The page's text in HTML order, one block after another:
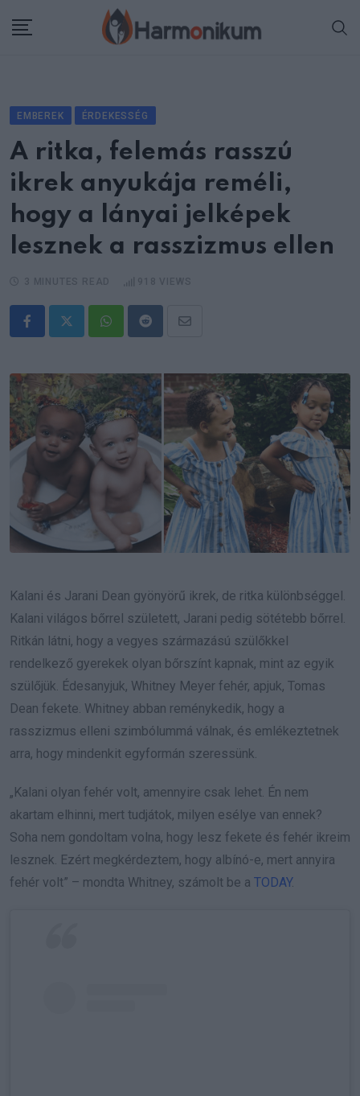
EMBEREK ÉRDEKESSÉG
A ritka, felemás rasszú
ikrek anyukája reméli,
hogy a lányai jelképek
lesznek a rasszizmus ellen
WhatsappRedditShare
Email
Kalani és Jarani Dean gyönyörű ikrek, de ritka különbséggel.
Kalani világos bőrrel született, Jarani pedig sötétebb bőrrel.
Ritkán látni, hogy a vegyes származású szülőkkel
rendelkező gyerekek olyan bőrszínt kapnak, mint az egyik
szülőjük. Édesanyjuk, Whitney Meyer fehér, apjuk, Tomas
Dean fekete. Whitney abban reménykedik, hogy a
rasszizmus elleni szimbólummá válnak, és emlékeztetnek
arra, hogy mindenkit egyformán szeressünk.
„Kalani olyan fehér volt, amennyire csak lehet. Én nem
akartam elhinni, mert tudjátok, milyen esélye van ennek?
Soha nem gondoltam volna, hogy lesz fekete és fehér ikreim
lesznek. Ezért megkérdeztem, hogy albínó-e, mert annyira
fehér volt” – mondta Whitney, számolt be a TODAY.